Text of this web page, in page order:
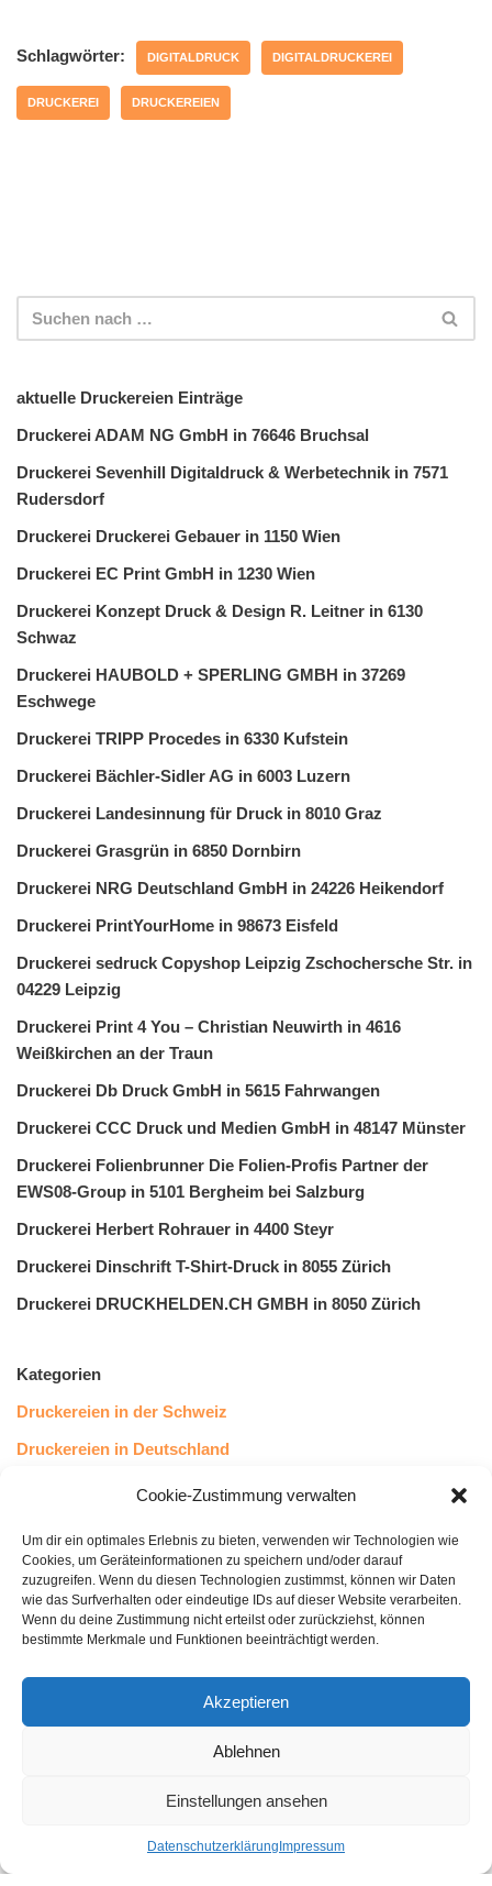
Cookie-Zustimmung verwalten
Um dir ein optimales Erlebnis zu bieten, verwenden wir Technologien wie
Cookies, um Geräteinformationen zu speichern und/oder darauf
zuzugreifen. Wenn du diesen Technologien zustimmst, können wir Daten
wie das Surfverhalten oder eindeutige IDs auf dieser Website verarbeiten.
Wenn du deine Zustimmung nicht erteilst oder zurückziehst, können
bestimmte Merkmale und Funktionen beeinträchtigt werden.
Akzeptieren
Ablehnen
Einstellungen ansehen
Datenschutzerklärung Impressum
Schlagwörter: DIGITALDRUCK DIGITALDRUCKEREI
DRUCKEREI DRUCKEREIEN
aktuelle Druckereien Einträge
Druckerei ADAM NG GmbH in 76646 Bruchsal
Druckerei Sevenhill Digitaldruck & Werbetechnik in 7571
Rudersdorf
Druckerei Druckerei Gebauer in 1150 Wien
Druckerei EC Print GmbH in 1230 Wien
Druckerei Konzept Druck & Design R. Leitner in 6130
Schwaz
Druckerei HAUBOLD + SPERLING GMBH in 37269
Eschwege
Druckerei TRIPP Procedes in 6330 Kufstein
Druckerei Bächler-Sidler AG in 6003 Luzern
Druckerei Landesinnung für Druck in 8010 Graz
Druckerei Grasgrün in 6850 Dornbirn
Druckerei NRG Deutschland GmbH in 24226 Heikendorf
Druckerei PrintYourHome in 98673 Eisfeld
Druckerei sedruck Copyshop Leipzig Zschochersche Str. in
04229 Leipzig
Druckerei Print 4 You – Christian Neuwirth in 4616
Weißkirchen an der Traun
Druckerei Db Druck GmbH in 5615 Fahrwangen
Druckerei CCC Druck und Medien GmbH in 48147 Münster
Druckerei Folienbrunner Die Folien-Profis Partner der
EWS08-Group in 5101 Bergheim bei Salzburg
Druckerei Herbert Rohrauer in 4400 Steyr
Druckerei Dinschrift T-Shirt-Druck in 8055 Zürich
Druckerei DRUCKHELDEN.CH GMBH in 8050 Zürich
Kategorien
Druckereien in der Schweiz
Druckereien in Deutschland
Druckereien in Österreich
Kundenstimmen
43Leserstimmen